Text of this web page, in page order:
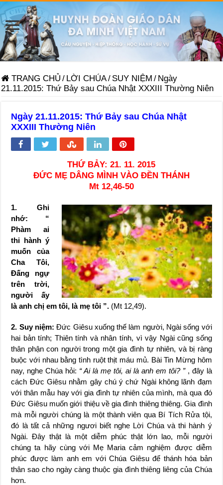
TRANG CHỦ / LỜI CHÚA/ SUY NIỆM / Ngày
21.11.2015: Thứ Bảy sau Chúa Nhật XXXIII Thường Niên
Ngày 21.11.2015: Thứ Bảy sau Chúa Nhật
XXXIII Thường Niên
THỨ BẢY: 21. 11. 2015
ĐỨC MẸ DÂNG MÌNH VÀO ĐỀN THÁNH
Mt 12,46-50
1. Ghi
nhớ: “
Phàm ai
thi hành ý
muốn của
Cha Tôi,
Đấng ngự
trên trời,
người ấy
là anh chị em tôi, là mẹ tôi ”. (Mt 12,49).
2. Suy niệm: Đức Giêsu xuống thế làm người, Ngài sống với
hai bản tính; Thiên tính và nhân tính, vì vậy Ngài cũng sống
thân phận con người trong một gia đình tự nhiên, và bị ràng
buộc với nhau bằng tình ruột thịt máu mủ. Bài Tin Mừng hôm
nay, nghe Chúa hỏi: “ Ai là mẹ tôi, ai là anh em tôi? ”, đây là
cách Đức Giêsu nhằm gây chú ý chứ Ngài không lãnh đạm
với thân mẫu hay với gia đình tự nhiên của mình, mà qua đó
Đức Giêsu muốn giới thiệu về gia đình thiêng thiêng. Gia đình
mà mỗi người chúng là một thành viên qua Bí Tích Rửa tội,
đó là tất cả những ngươi biết nghe Lời Chúa và thi hành ý
Ngài. Đây thật là một diễm phúc thật lớn lao, mỗi người
chúng ta hãy cùng với Mẹ Maria cảm nghiệm được diễm
phúc được làm anh em với Chúa Giêsu để thánh hóa bản
thân sao cho ngày càng thuộc gia đình thiêng liêng của Chúa
hơn.